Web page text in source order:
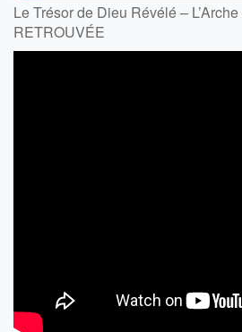
Le Trésor de Dieu Révélé –
RETROUVÉE